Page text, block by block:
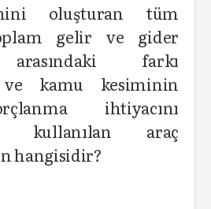
oluşturan tüm
gelir ve gider
farkı
ve kamu kesiminin
ihtiyacını
kullanılan araç
hangisidir?